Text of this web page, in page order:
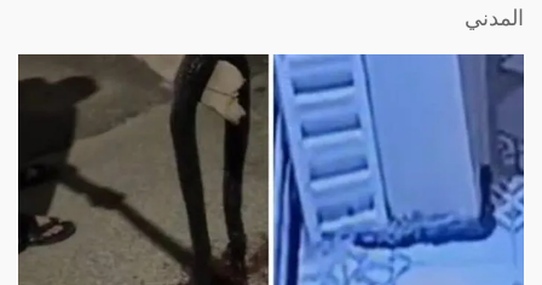
المدني